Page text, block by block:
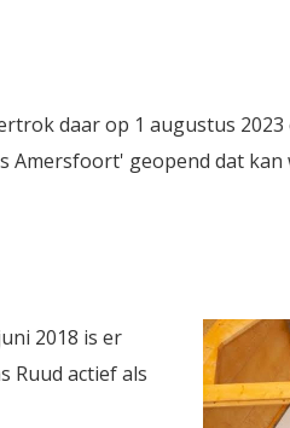
bier, niet een
de mond.
daar op 1 augustus
geopend dat kan
2018 is er
Ruud actief als